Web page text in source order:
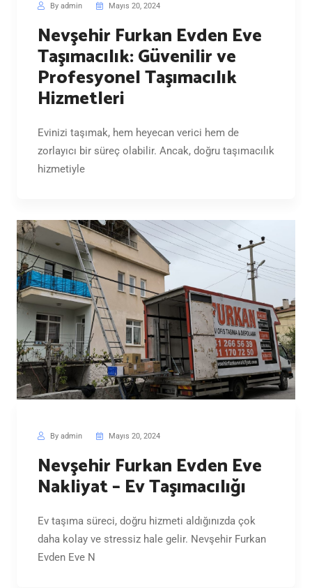
By admin Mayıs 20, 2024
Nevşehir Furkan Evden Eve
Taşımacılık: Güvenilir ve
Profesyonel Taşımacılık
Hizmetleri
Evinizi taşımak, hem heyecan verici hem de
zorlayıcı bir süreç olabilir. Ancak, doğru taşımacılık
hizmetiyle
By admin Mayıs 20, 2024
Nevşehir Furkan Evden Eve
Nakliyat – Ev Taşımacılığı
Ev taşıma süreci, doğru hizmeti aldığınızda çok
daha kolay ve stressiz hale gelir. Nevşehir Furkan
Evden Eve N